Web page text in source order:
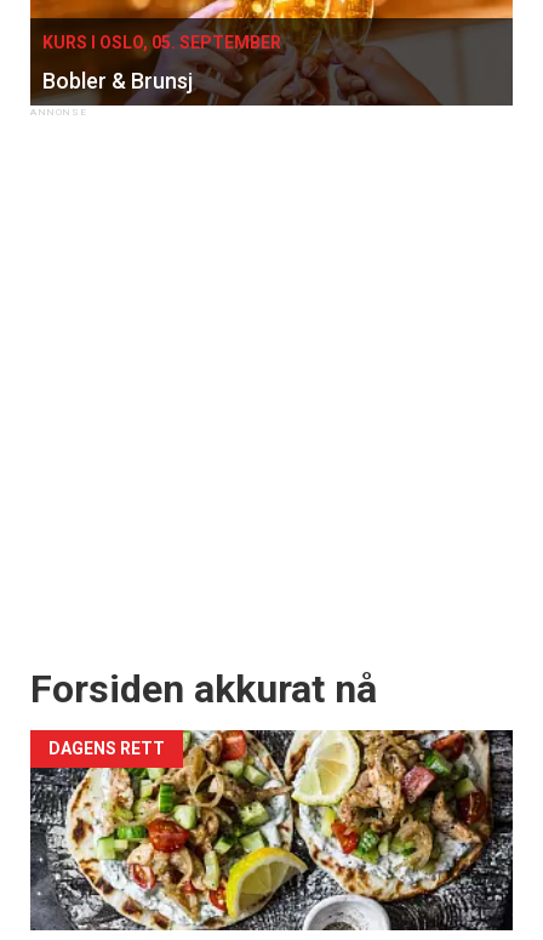
KURS I OSLO, 05. SEPTEMBER
Bobler & Brunsj
Forsiden akkurat nå
DAGENS RETT